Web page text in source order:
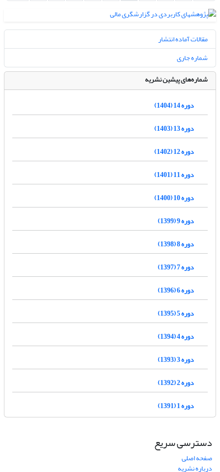
مقالات آماده انتشار
شماره جاری
شماره‌های پیشین نشریه
دوره 14 (1404)
دوره 13 (1403)
دوره 12 (1402)
دوره 11 (1401)
دوره 10 (1400)
دوره 9 (1399)
دوره 8 (1398)
دوره 7 (1397)
دوره 6 (1396)
دوره 5 (1395)
دوره 4 (1394)
دوره 3 (1393)
دوره 2 (1392)
دوره 1 (1391)
دسترسی سریع
صفحه اصلی
درباره نشریه